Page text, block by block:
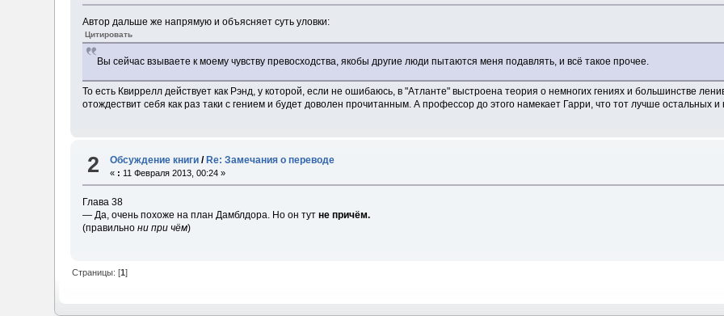
Автор дальше же напрямую и объясняет суть уловки:
Цитировать
Вы сейчас взываете к моему чувству превосходства, якобы другие люди пытаются меня подавлять, и всё такое прочее.
То есть Квиррелл действует как Рэнд, у которой, если не ошибаюсь, в "Атланте" выстроена теория о немногих гениях и большинстве
отождествит себя как раз таки с гением и будет доволен прочитанным. А профессор до этого намекает Гарри, что тот лучше остальных
2 Обсуждение книги / Re: Замечания о переводе
« : 11 Февраля 2013, 00:24 »
Глава 38
— Да, очень похоже на план Дамблдора. Но он тутне причём.
(правильнони при чём)
Страницы: [1]